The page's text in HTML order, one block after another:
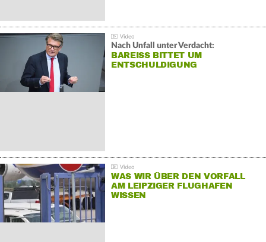
Nach Unfall unter Verdacht:
BAREISS BITTET UM E
NTSCHULDIGUNG
WAS WIR ÜBER DEN VORFALL
AM LEIPZIGER FLUGHAFEN
WISSEN